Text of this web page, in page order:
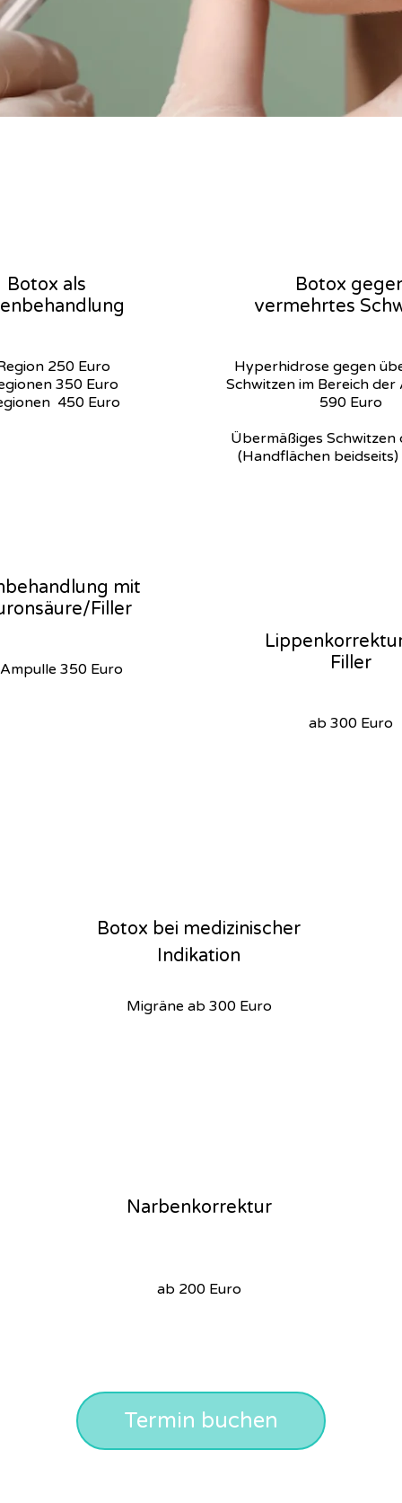
Botox als
250 Euro
350 Euro
450 Euro
mit
Filler
350 Euro
Botox
vermehrtes
Hyperhidrose gegen
Schwitzen im Bereich der
590 Euro
Übermäßiges Schwitzen
(Handflächen
Filler
ab 300 Euro
Botox bei medizinischer
Indikation
Migräne ab 300 Euro
Narbenkorrektur
ab 200 Euro
Termin buchen